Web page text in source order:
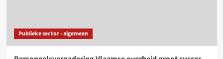
Publieke sector - algemeen